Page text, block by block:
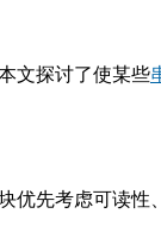
文探讨了使某些
先考虑可读